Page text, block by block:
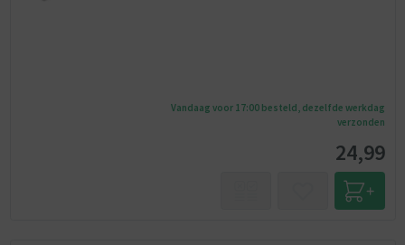
Vandaag voor 17:00 besteld, dezelfde werkdag
verzonden
24,99